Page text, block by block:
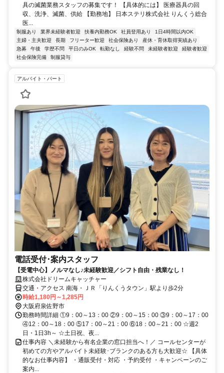
具の滅菌業務スタッフの募集です！ 【具体的には】 医療器具の回
収、洗浄、滅菌、供給 【勤務地】 日本ステリ株式会社 りんくう総合
医...
制服あり 業界未経験者歓迎 扶養内勤務OK 社員登用あり
1日4時間以内OK
主婦・主夫歓迎
長期 フリーター歓迎 社会保険あり
産休・育休取得実績あり
急募
午後 学歴不問 平日のみOK 転勤なし 経験不問 未経験者歓迎
経験者歓迎
社会保険完備
制服貸与
アルバイト・パート
電話受付･案内スタッフ
【受電中心】ノルマなし♪未経験歓迎／シフト自由・残業なし！
株式会社ドリームキャッチャー
交通・アクセス 南海・ＪＲ「りんくうタウン」駅より歩2分
時給1,180円～1,285円
大阪府泉佐野市
勤務時間詳細 ①9：00～13：00 ②9：00～15：00 ③9：00～17：00
④12：00～18：00 ⑤17：00～21：00 ⑥18：00～21：00 ☆週2
日・1日3h～ ☆土日祝、夜...
仕事内容 ＼未経験から有名企業の窓口担当へ！／ コールセンターが
初めての方やアルバイト未経験･ブランクのある方も大歓迎☆ 【具体
的なお仕事内容】 ・通販受付・対応 ・予約受付 ・キャンペーンのご
案内...